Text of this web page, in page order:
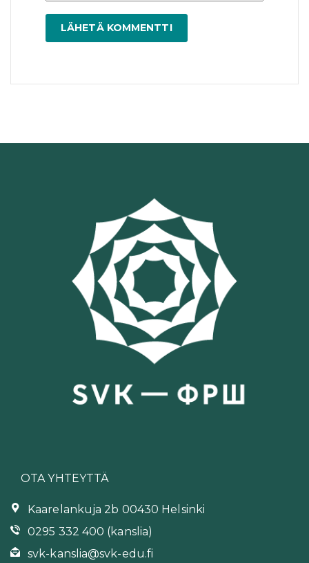
OTA YHTEYTTÄ
Kaarelankuja 2b 00430 Helsinki
0295 332 400 (kanslia)
svk-kanslia@svk-edu.fi